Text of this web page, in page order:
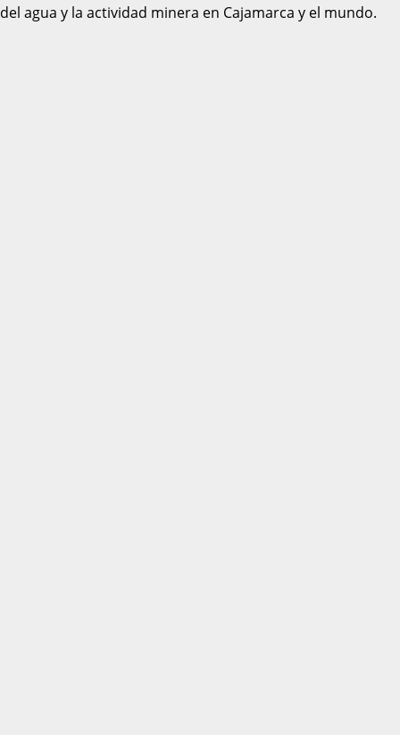
agua y la actividad minera en Cajamarca y el mundo.